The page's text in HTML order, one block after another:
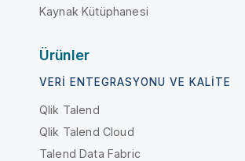
Kaynak Kütüphanesi
Ürünler
VERI ENTEGRASYONU VE KALITE
Qlik Talend
Qlik Talend Cloud
Talend Data Fabric